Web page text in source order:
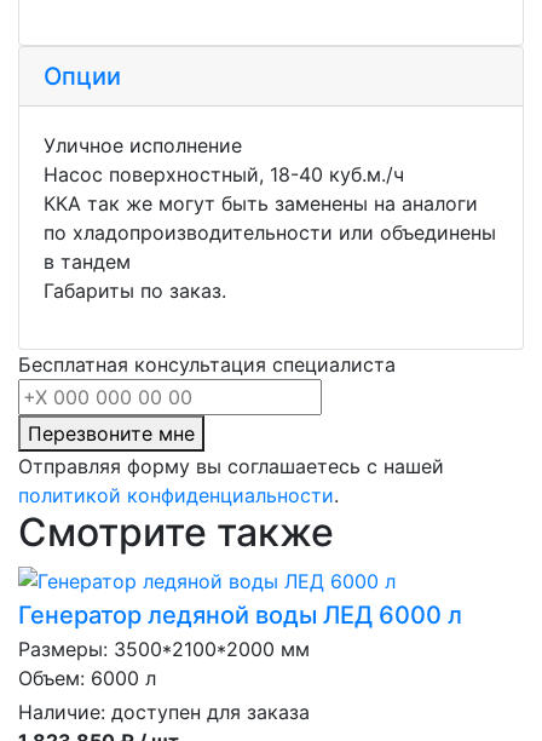
Опции
Уличное исполнение
Насос поверхностный, 18-40 куб.м./ч
ККА так же могут быть заменены на аналоги
по хладопроизводительности или объединены
в тандем
Габариты по заказ.
Бесплатная консультация специалиста
Перезвоните мне
Отправляя форму вы соглашаетесь с нашей
политикой конфиденциальности.
Смотрите также
Генератор ледяной воды ЛЕД 6000 л
Размеры: 3500*2100*2000 мм
Объем: 6000 л
Наличие: доступен для заказа